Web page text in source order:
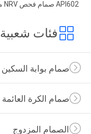
API602 صمام فحص NRV مزور لجهاز تصريف المياه
فئات شعبية
صمام بوابة السكين
صمام الكرة العائمة
الصمام المزدوج